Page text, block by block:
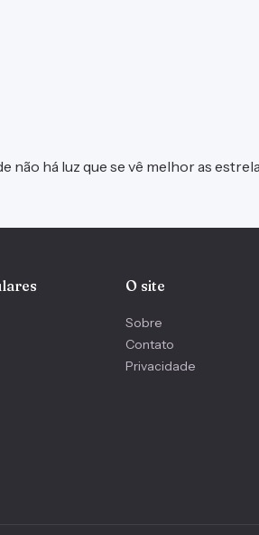
não há luz que se vê melhor as
O site
Sobre
Contato
Privacidade